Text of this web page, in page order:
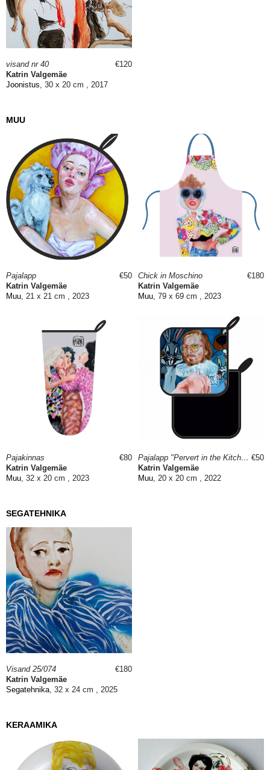
visand nr 40
Katrin Valgemäe
Joonistus, 30 x 20 cm , 2017
€120
MUU
Pajalapp
Katrin Valgemäe
Muu, 21 x 21 cm , 2023
€50
Chick in Moschino
Katrin Valgemäe
Muu, 79 x 69 cm , 2023
€180
Pajakinnas
Katrin Valgemäe
Muu, 32 x 20 cm , 2023
€80
Pajalapp "Pervert in the Kitchen"
Katrin Valgemäe
Muu, 20 x 20 cm , 2022
€50
SEGATEHNIKA
Visand 25/074
Katrin Valgemäe
Segatehnika, 32 x 24 cm , 2025
€180
KERAAMIKA